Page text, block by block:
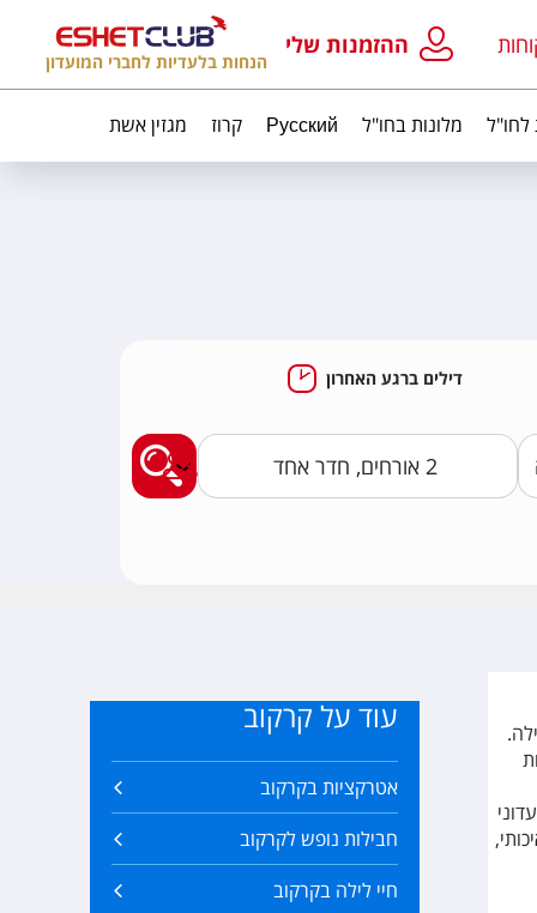
ההזמנות שלי
הנחות בלעדיות לחברי המועדון
לחו"ל מלונות בחו"ל Русский קרוז מגזין אשת
דילים ברגע האחרון
מצאו לי חבילות
עוד על קרקוב
אטרקציות בקרקוב
חבילות נופש לקרקוב
חיי לילה בקרקוב